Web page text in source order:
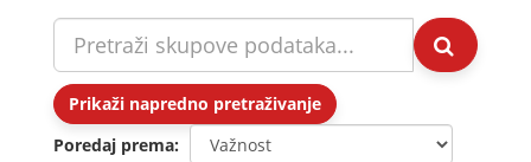
Prikaži napredno pretraživanje
Poredaj prema